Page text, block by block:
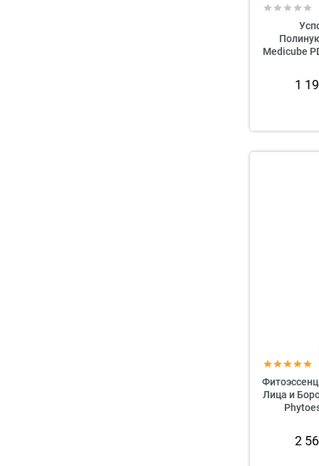
Medicube
1
Лица и
2